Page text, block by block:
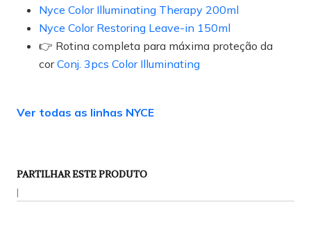
Nyce Color Illuminating Therapy 200ml
Nyce Color Restoring Leave-in 150ml
👉 Rotina completa para máxima proteção da
corConj. 3pcs Color Illuminating
Ver todas as linhas NYCE
PARTILHAR ESTE PRODUTO
|